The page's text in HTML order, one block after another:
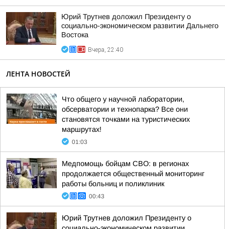
Юрий Трутнев доложил Президенту о
социально-экономическом развитии Дальнего
Востока
Вчера, 22:40
ЛЕНТА НОВОСТЕЙ
Что общего у научной лаборатории,
обсерватории и технопарка? Все они
становятся точками на туристических
маршрутах!
01:03
Медпомощь бойцам СВО: в регионах
продолжается общественный мониторинг
работы больниц и поликлиник
00:43
Юрий Трутнев доложил Президенту о